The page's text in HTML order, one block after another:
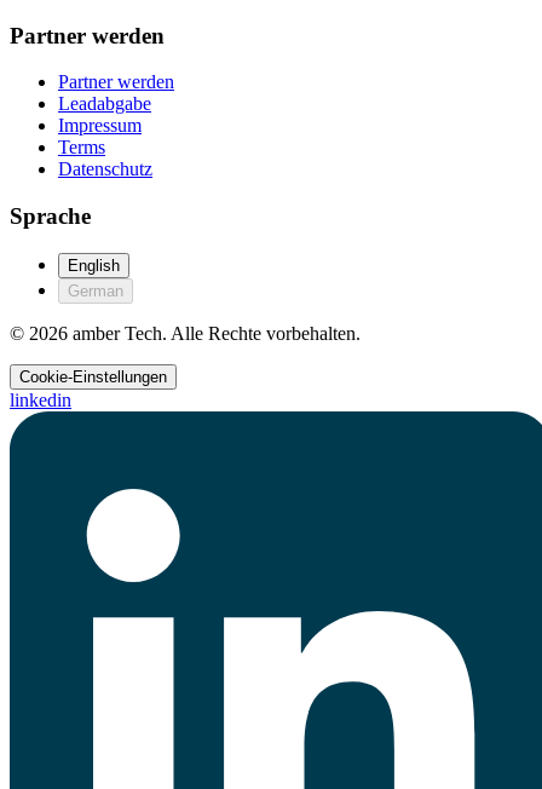
Partner werden
Partner werden
Leadabgabe
Impressum
Terms
Datenschutz
Sprache
English
German
© 2026 amber Tech. Alle Rechte vorbehalten.
Cookie-Einstellungen
linkedin